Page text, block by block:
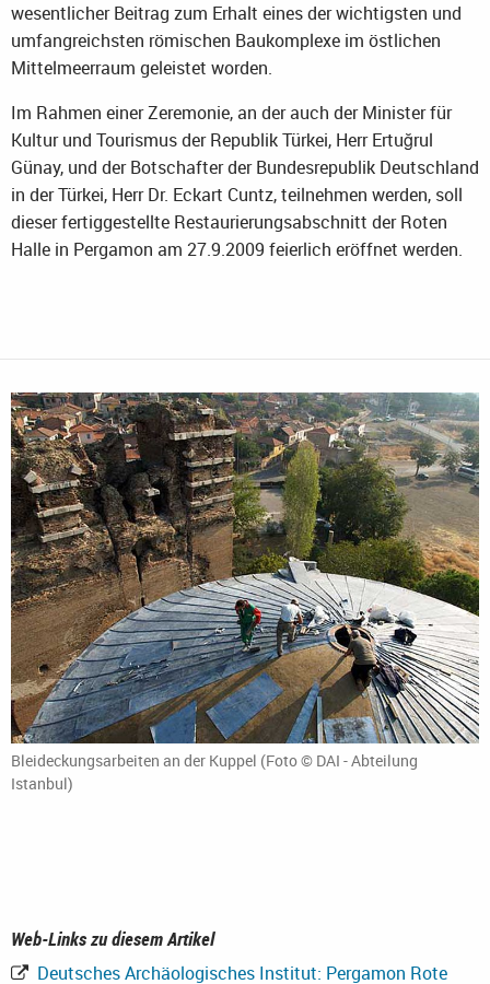
wesentlicher Beitrag zum Erhalt eines der wichtigsten und
umfangreichsten römischen Baukomplexe im östlichen
Mittelmeerraum geleistet worden.
Im Rahmen einer Zeremonie, an der auch der Minister für
Kultur und Tourismus der Republik Türkei, Herr Ertuğrul
Günay, und der Botschafter der Bundesrepublik Deutschland
in der Türkei, Herr Dr. Eckart Cuntz, teilnehmen werden, soll
dieser fertiggestellte Restaurierungsabschnitt der Roten
Halle in Pergamon am 27.9.2009 feierlich eröffnet werden.
Bleideckungsarbeiten an der Kuppel (Foto © DAI - Abteilung
Istanbul)
Web-Links zu diesem Artikel
Deutsches Archäologisches Institut: Pergamon Rote